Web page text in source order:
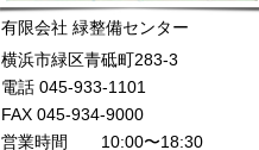
有限会社 緑整備センター
横浜市緑区青砥町283-3
電話 045-933-1101
FAX 045-934-9000
営業時間 10:00〜18:30